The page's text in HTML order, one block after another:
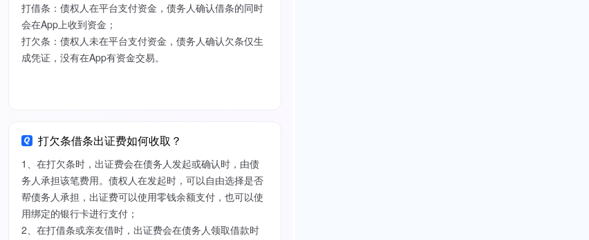
打借条：债权人在平台支付资金，债务人确认借条的同时
会在App上收到资金；
打欠条：债权人未在平台支付资金，债务人确认欠条仅生
成凭证，没有在App有资金交易。
打欠条借条出证费如何收取？
1、在打欠条时，出证费会在债务人发起或确认时，由债
务人承担该笔费用。债权人在发起时，可以自由选择是否
帮债务人承担，出证费可以使用零钱余额支付，也可以使
用绑定的银行卡进行支付；
2、在打借条或亲友借时，出证费会在债务人领取借款时